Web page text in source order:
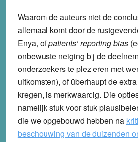
Waarom de auteurs niet de
allemaal komt door de
Enya, ofpatients’ reporting bias
onbewuste neiging bij de
onderzoekers te plezieren met
uitkomsten), of überhaupt de
kregen, is merkwaardig. Die
namelijk stuk voor stuk
die we opgebouwd hebben na
beschouwing van de duizenden